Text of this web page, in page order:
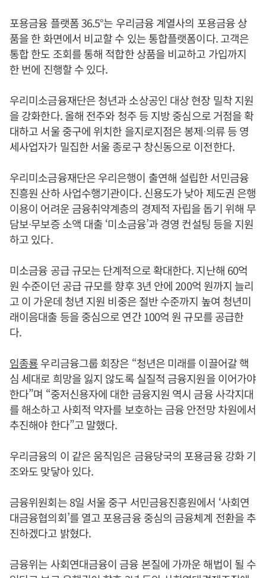
포용금융 플랫폼 36.5°는 우리금융 계열사의 포용금융 상
품을 한 화면에서 비교할 수 있는 통합플랫폼이다. 고객은
통합 한도 조회를 통해 적합한 상품을 비교하고 가입까지
한 번에 진행할 수 있다.
우리미소금융재단은 청년과 소상공인 대상 현장 밀착 지원
을 강화한다. 올해 전주와 청주 등 지방 중심으로 거점을 확
대하고 서울 중구에 위치한 을지로지점은 봉제ᐧ의류 등 영
세사업자가 밀집한 서울 종로구 창신동으로 이전한다.
우리미소금융재단은 우리은행이 출연해 설립한 서민금융
진흥원 산하 사업수행기관이다. 신용도가 낮아 제도권 은행
이용이 어려운 금융취약계층의 경제적 자립을 돕기 위해 무
담보ᐧ무보증 소액 대출 ‘미소금융’과 경영 컨설팅 등을 지원
하고 있다.
미소금융 공급 규모는 단계적으로 확대한다. 지난해 60억
원 수준이던 공급 규모를 향후 3년 안에 200억 원까지 늘리
고 이 가운데 청년 지원 비중은 절반 수준까지 높여 청년미
래이음대출 등을 중심으로 연간 100억 원 규모를 공급한
다.
임종룡우리금융그룹 회장은 “청년은 미래를 이끌어갈 핵
심 세대로 희망을 잃지 않도록 실질적 금융지원을 이어가야
한다”며 “중저신용자에 대한 금융지원 역시 금융 사각지대
를 해소하고 사회적 약자를 보호하는 금융 안전망 차원에서
추진해야 한다”고 말했다.
우리금융의 이 같은 움직임은 금융당국의 포용금융 강화 기
조와도 맞닿아 있다.
금융위원회는 8일 서울 중구 서민금융진흥원에서 ‘사회연
대금융협의회’를 열고 포용금융 중심의 금융체계 전환을 추
진하겠다고 밝혔다.
금융위는 사회연대금융이 금융 본질에 가까운 해법이 될 수